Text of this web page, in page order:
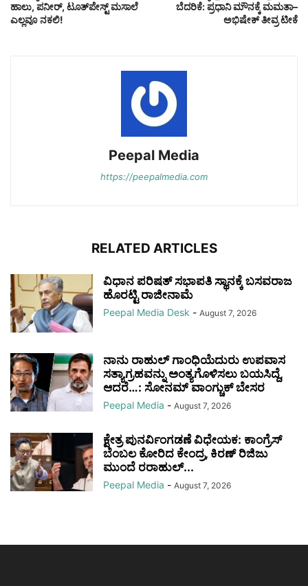
ಹಾಲು, ಪನೀರ್‌, ಟೂತ್‌ಪೇಸ್ಟ್‌ ಮಸಾಲೆ
ಎಲ್ಲವೂ ನಕಲಿ!
ಬೆದರಿಕೆ: ಪ್ರಧಾನಿ ಮೌನಕ್ಕೆ ಮಮತಾ–
ಅಭಿಷೇಕ್ ತೀವ್ರ ಟೀಕೆ
Peepal Media
https://peepalmedia.com
RELATED ARTICLES
ವಿಧಾನ ಪರಿಷತ್ ಸಭಾಪತಿ ಸ್ಥಾನಕ್ಕೆ ಬಸವರಾಜ
ಹೊರಟ್ಟಿ ರಾಜೀನಾಮೆ
Peepal Media Desk - August 7, 2026
ನಾನು ರಾಹುಲ್ ಗಾಂಧಿಯೆದುರು ಉಪವಾಸ
ಸತ್ಯಾಗ್ರಹವನ್ನು ಅಂತ್ಯಗೊಳಿಸಲು ಬಯಸಿದ್ದೆ,
ಆದರೆ…: ಸೋನಮ್ ವಾಂಗ್ಚುಕ್ ಬೇಸರ
Peepal Media - August 7, 2026
ಕ್ಷೇತ್ರ ಪುನರ್ವಿಂಗಡಣೆ ವಿಧೇಯಕ: ಕಾಂಗ್ರೆಸ್
ಬೆಂಬಲ ಕೋರಿದ ಕೇಂದ್ರ, ಕಿರಣ್ ರಿಜಿಜು
ಮುಂದೆ ರರಾಹುಲ್...
Peepal Media - August 7, 2026